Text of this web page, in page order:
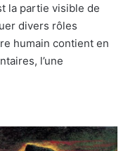
la partie visible de
divers rôles
humain contient en
l’une